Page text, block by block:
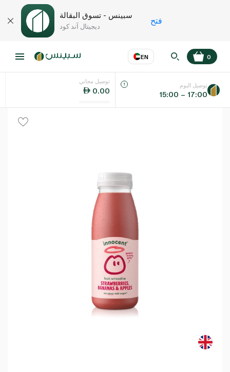
سبينس - تسوق البقالة
ديجيتال آند كود
فتح
EN
اللغة عر
0
توصيل مجاني
0.00
توصيل اليوم
15:00 – 17:00